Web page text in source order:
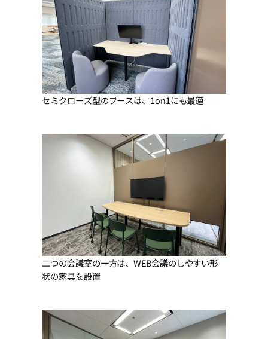
セミクローズ型のブースは、1on1にも最適
二つの会議室の一方は、WEB会議のしやすい形
状の家具を設置